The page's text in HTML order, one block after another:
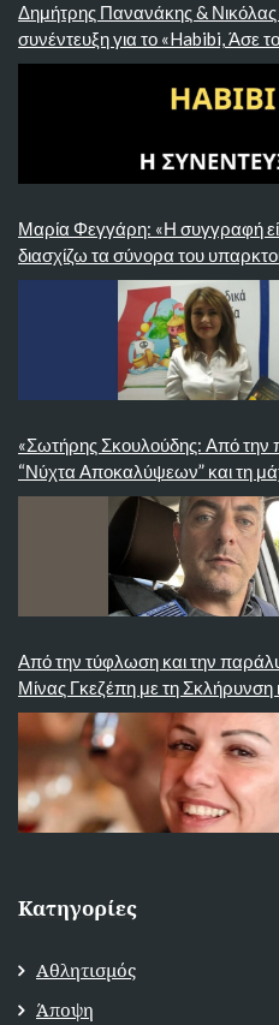
Δημήτρης Πανανάκης & Νικόλας
συνέντευξη για το «Habibi, Άσε
Μαρία Φεγγάρη: «Η συγγραφή
διασχίζω τα σύνορα του
«Σωτήρης Σκουλούδης: Από την
“Νύχτα Αποκαλύψεων” και τη
Από την τύφλωση και την
Μίνας Γκεζέπη με τη
Κατηγορίες
Αθλητισμός
Άποψη